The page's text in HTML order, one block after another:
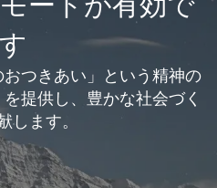
す
つきあい」という精神の
提供し、豊かな社会づく
します。